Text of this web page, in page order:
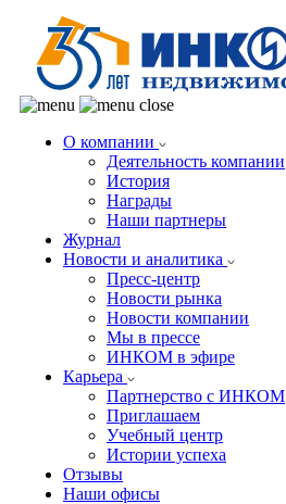
О компании
Деятельность компании
История
Награды
Наши партнеры
Журнал
Новости и аналитика
Пресс-центр
Новости рынка
Новости компании
Мы в прессе
ИНКОМ в эфире
Карьера
Партнерство с ИНКОМ
Приглашаем
Учебный центр
Истории успеха
Отзывы
Наши офисы